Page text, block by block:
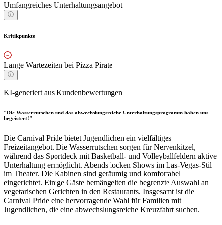
Umfangreiches Unterhaltungsangebot
Kritikpunkte
Lange Wartezeiten bei Pizza Pirate
KI-generiert aus Kundenbewertungen
"Die Wasserrutschen und das abwechslungsreiche Unterhaltungsprogramm haben uns
begeistert!"
Die Carnival Pride bietet Jugendlichen ein vielfältiges
Freizeitangebot. Die Wasserrutschen sorgen für Nervenkitzel,
während das Sportdeck mit Basketball- und Volleyballfeldern aktive
Unterhaltung ermöglicht. Abends locken Shows im Las-Vegas-Stil
im Theater. Die Kabinen sind geräumig und komfortabel
eingerichtet. Einige Gäste bemängelten die begrenzte Auswahl an
vegetarischen Gerichten in den Restaurants. Insgesamt ist die
Carnival Pride eine hervorragende Wahl für Familien mit
Jugendlichen, die eine abwechslungsreiche Kreuzfahrt suchen.